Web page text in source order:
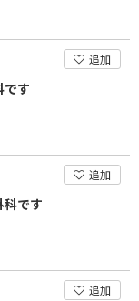
追加
です
追加
科です
追加